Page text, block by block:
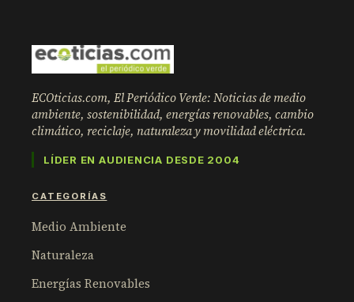
ECOticias.com, El Periódico Verde: Noticias de medio
ambiente, sostenibilidad, energías renovables, cambio
climático, reciclaje, naturaleza y movilidad eléctrica.
LÍDER EN AUDIENCIA DESDE 2004
CATEGORÍAS
Medio Ambiente
Naturaleza
Energías Renovables